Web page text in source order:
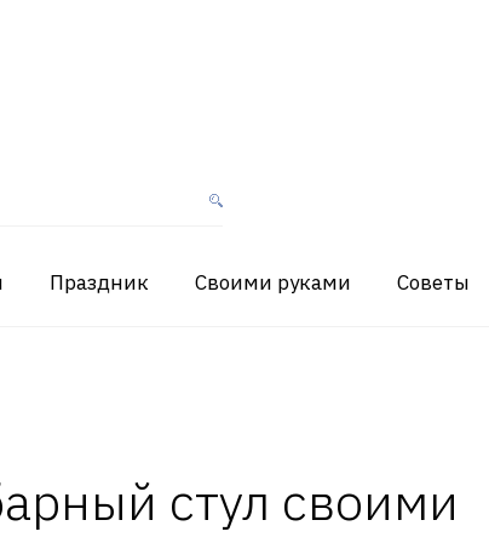
Праздник Своими руками Советы
стул своими